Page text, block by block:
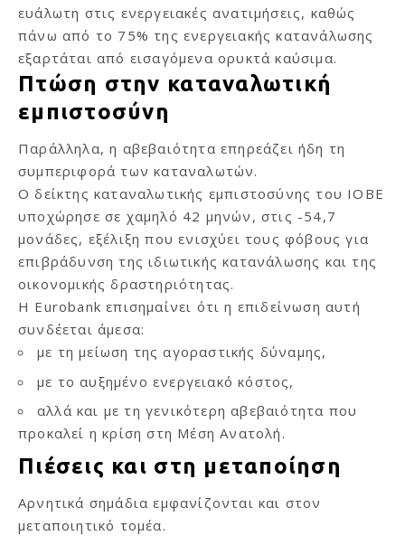
ευάλωτη στις ενεργειακές ανατιμήσεις, καθώς
πάνω από το 75% της ενεργειακής κατανάλωσης
εξαρτάται από εισαγόμενα ορυκτά καύσιμα.
Πτώση στην καταναλωτική
εμπιστοσύνη
Παράλληλα, η αβεβαιότητα επηρεάζει ήδη τη
συμπεριφορά των καταναλωτών.
Ο δείκτης καταναλωτικής εμπιστοσύνης του ΙΟΒΕ
υποχώρησε σε χαμηλό 42 μηνών, στις -54,7
μονάδες, εξέλιξη που ενισχύει τους φόβους για
επιβράδυνση της ιδιωτικής κατανάλωσης και της
οικονομικής δραστηριότητας.
Η Eurobank επισημαίνει ότι η επιδείνωση αυτή
συνδέεται άμεσα:
με τη μείωση της αγοραστικής δύναμης,
με το αυξημένο ενεργειακό κόστος,
αλλά και με τη γενικότερη αβεβαιότητα που
προκαλεί η κρίση στη Μέση Ανατολή.
Πιέσεις και στη μεταποίηση
Αρνητικά σημάδια εμφανίζονται και στον
μεταποιητικό τομέα.